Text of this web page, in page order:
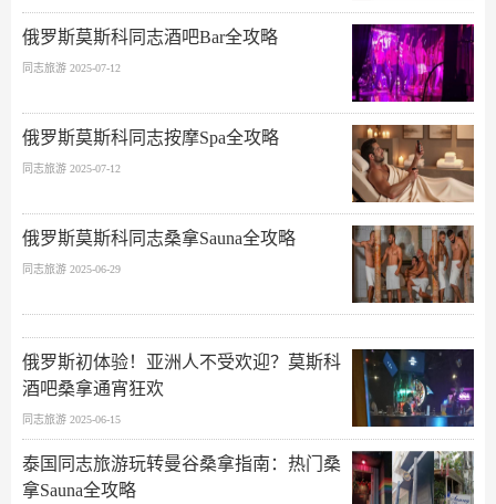
俄罗斯莫斯科同志酒吧Bar全攻略
同志旅游 2025-07-12
俄罗斯莫斯科同志按摩Spa全攻略
同志旅游 2025-07-12
俄罗斯莫斯科同志桑拿Sauna全攻略
同志旅游 2025-06-29
俄罗斯初体验！亚洲人不受欢迎？莫斯科
酒吧桑拿通宵狂欢
同志旅游 2025-06-15
泰国同志旅游玩转曼谷桑拿指南：热门桑
拿Sauna全攻略